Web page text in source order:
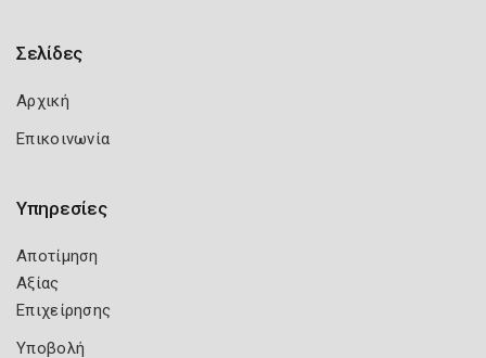
Σελίδες
Αρχική
Επικοινωνία
Υπηρεσίες
Αποτίμηση
Αξίας
Επιχείρησης
Υποβολή